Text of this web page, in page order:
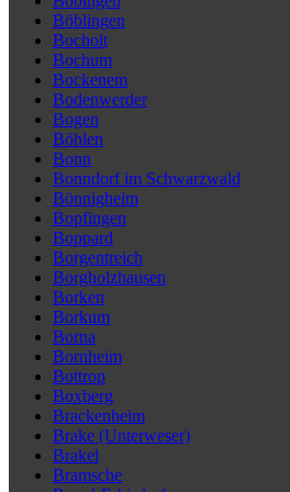
Böblingen
Bocholt
Bochum
Bockenem
Bodenwerder
Bogen
Böhlen
Bonn
Bonndorf im Schwarzwald
Bönnigheim
Bopfingen
Boppard
Borgentreich
Borgholzhausen
Borken
Borkum
Borna
Bornheim
Bottrop
Boxberg
Brackenheim
Brake (Unterweser)
Brakel
Bramsche